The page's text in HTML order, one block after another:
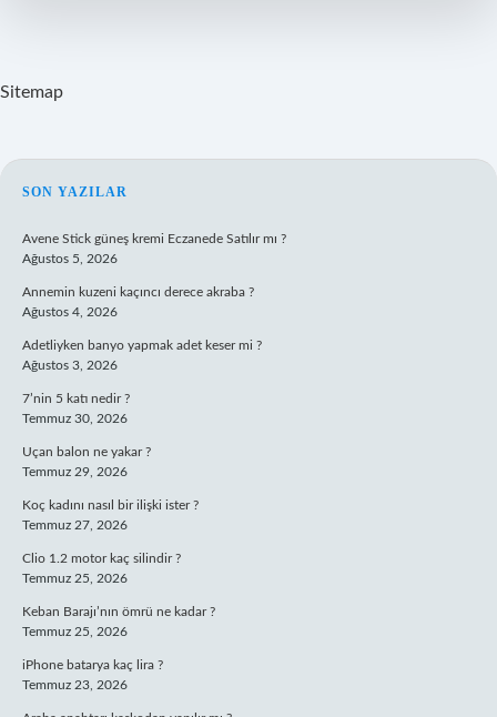
Sitemap
SIDEBAR
SON YAZILAR
Avene Stick güneş kremi Eczanede Satılır mı ?
Ağustos 5, 2026
Annemin kuzeni kaçıncı derece akraba ?
Ağustos 4, 2026
Adetliyken banyo yapmak adet keser mi ?
Ağustos 3, 2026
7’nin 5 katı nedir ?
Temmuz 30, 2026
Uçan balon ne yakar ?
Temmuz 29, 2026
Koç kadını nasıl bir ilişki ister ?
Temmuz 27, 2026
Clio 1.2 motor kaç silindir ?
Temmuz 25, 2026
Keban Barajı’nın ömrü ne kadar ?
Temmuz 25, 2026
iPhone batarya kaç lira ?
Temmuz 23, 2026